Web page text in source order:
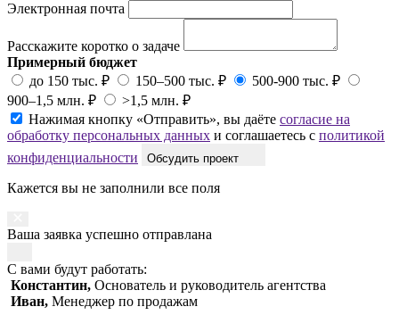
Электронная почта
Расскажите коротко о задаче
Примерный бюджет
до 150 тыс. ₽
150–500 тыс. ₽
500-900 тыс. ₽
900–1,5 млн. ₽
>1,5 млн. ₽
Нажимая кнопку «Отправить», вы даёте согласие на
обработку персональных данных и соглашаетесь с политикой
конфиденциальности
Обсудить проект
Кажется вы не заполнили все поля
Ваша заявка успешно отправлана
С вами будут работать:
Константин, Основатель и руководитель агентства
Иван, Менеджер по продажам